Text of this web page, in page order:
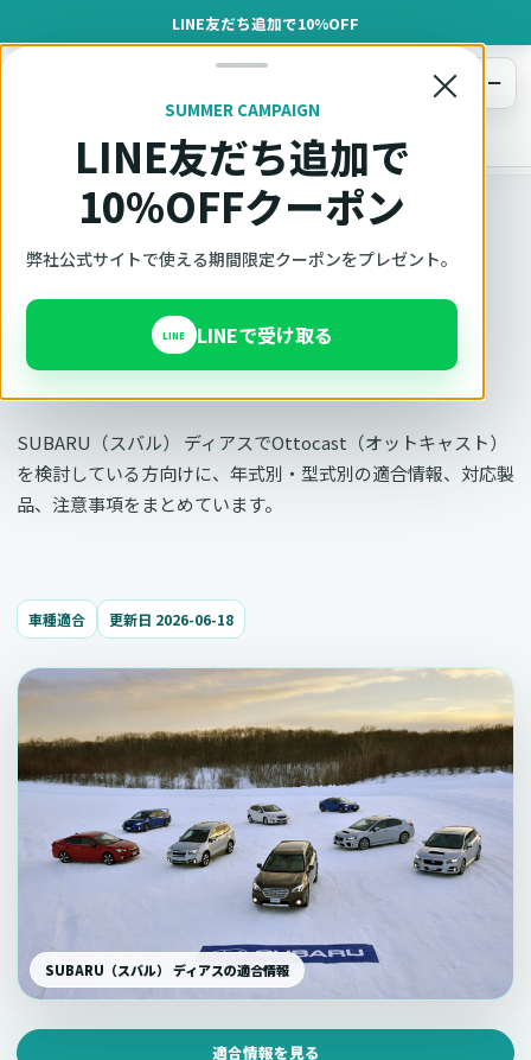
LINE友だち追加で10%OFF
×
SUMMER CAMPAIGN
LINE友だち追加で
10%OFFクーポン
弊社公式サイトで使える期間限定クーポンをプレゼント。
LINE LINEで受け取る
オットキャスト
メニュー
車種適合確認 SUBARU（スバル） ディアス
車種別適合
オットキャスト SUBARU
ディアスの適合確認
SUBARU（スバル） ディアスでOttocast（オットキャスト）
を検討している方向けに、年式別・型式別の適合情報、対応製
品、注意事項をまとめています。
車種適合 更新日 2026-06-18
適合情報を見る
SUBARU（スバル） ディアスの適合情報